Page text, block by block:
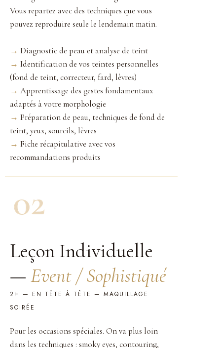
Vous repartez avec des techniques que vous
pouvez reproduire seule le lendemain matin.
→ Diagnostic de peau et analyse de teint
→ Identification de vos teintes personnelles
(fond de teint, correcteur, fard, lèvres)
→ Apprentissage des gestes fondamentaux
adaptés à votre morphologie
→ Préparation de peau, techniques de fond de
teint, yeux, sourcils, lèvres
→ Fiche récapitulative avec vos
recommandations produits
Leçon Individuelle
— Event / Sophistiqué
2H — EN TÊTE À TÊTE — MAQUILLAGE
SOIRÉE
Pour les occasions spéciales. On va plus loin
dans les techniques : smoky eyes, contouring,